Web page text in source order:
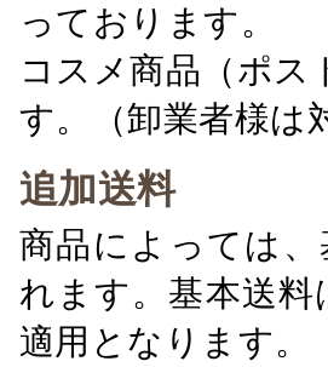
っております。
コスメ商品（ポス
す。（卸業者様は
追加送料
商品によっては
れます。基本送
適用となります。